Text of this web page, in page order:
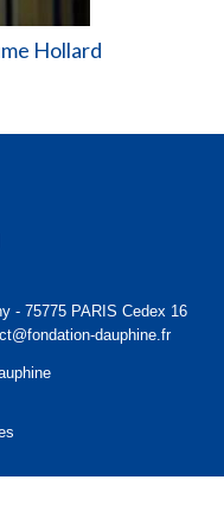
Hollard
- 75775 PARIS Cedex 16
dauphine.fr